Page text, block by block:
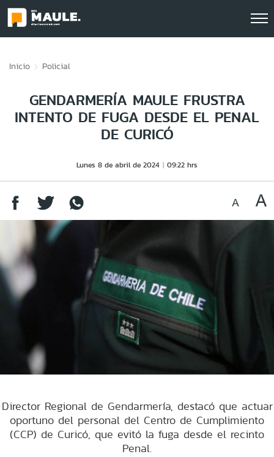
Inicio Policial
GENDARMERÍA MAULE FRUSTRA
INTENTO DE FUGA DESDE EL PENAL
DE CURICÓ
Lunes 8 de abril de 2024 09:22 hrs
Director Regional de Gendarmería, destacó que actuar
oportuno del personal del Centro de Cumplimiento
(CCP) de Curicó, que evitó la fuga desde el recinto
Penal.